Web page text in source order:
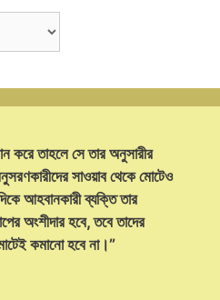
করে তাহলে সে তার অনুসারীর
সাওয়াব থেকে মোটেও
আহবানকারী ব্যক্তি তার
অংশীদার হবে, তবে তাদের
কমানো হবে না।”